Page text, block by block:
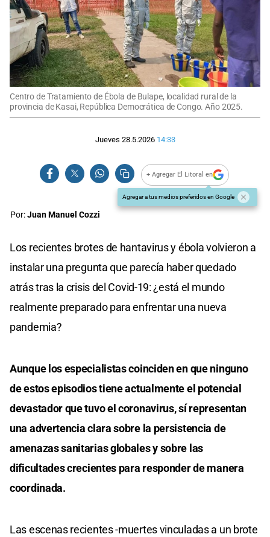
Centro de Tratamiento de Ébola de Bulape, localidad rural de la
provincia de Kasai, República Democrática de Congo. Año 2025.
Jueves 28.5.2026 14:33
+ Agregar El Litoral en
Agregar a tus medios preferidos en Google
Por:Juan Manuel Cozzi
Los recientes brotes de hantavirus y ébola volvieron a
instalar una pregunta que parecía haber quedado
atrás tras la crisis del Covid-19: ¿está el mundo
realmente preparado para enfrentar una nueva
pandemia?
Aunque los especialistas coinciden en que ninguno
de estos episodios tiene actualmente el potencial
devastador que tuvo el coronavirus, sí representan
una advertencia clara sobre la persistencia de
amenazas sanitarias globales y sobre las
dificultades crecientes para responder de manera
coordinada.
Las escenas recientes -muertes vinculadas a un brote